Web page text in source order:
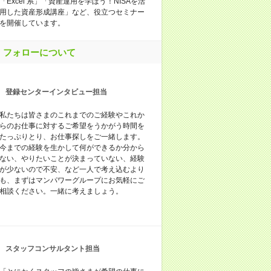
した資産形成講座」など、役立つセミナー
開催しています。
フォローについて
登録センターインタビュー担当
たちは皆さまのこれまでのご経験やこれか
のお仕事に対するご希望をうかがう時間を
っぷりとり、お仕事探しをご一緒します。
までの経験を生かして何ができるか分から
い、やりたいことが決まっていない、経験
少ないので不安、など一人で考え込むより
、まずはマンパワーグループにお気軽にご
談ください。一緒に考えましょう。
スタッフコンサルタント担当